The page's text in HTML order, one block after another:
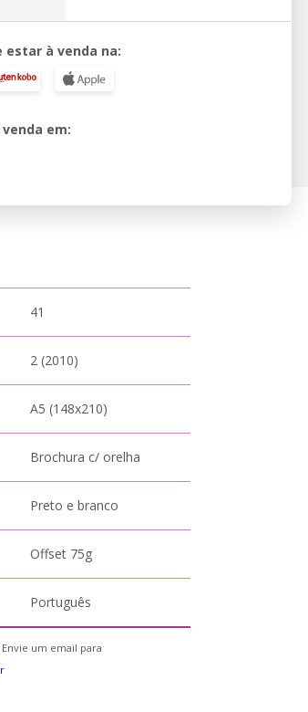
estar à venda na:
em:
41
2 (2010)
A5 (148x210)
Brochura c/ orelha
Preto e branco
Offset 75g
Português
um email para